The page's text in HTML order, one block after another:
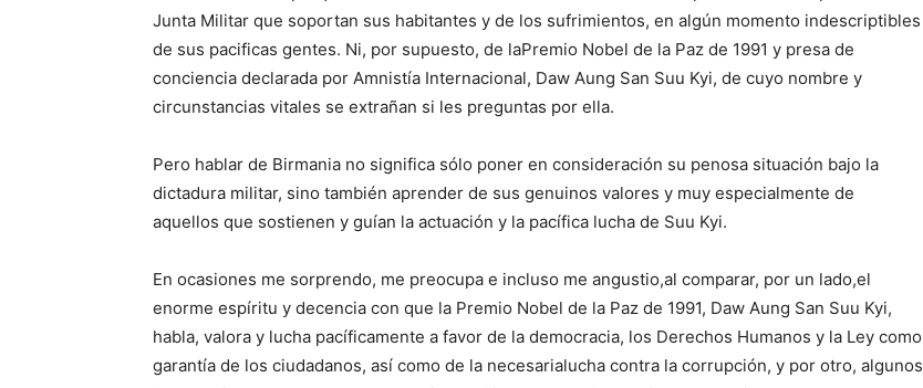
Junta Militar que soportan sus habitantes y de los sufrimientos, en algún momento indescriptibles
de sus pacificas gentes. Ni, por supuesto, de laPremio Nobel de la Paz de 1991 y presa de
conciencia declarada por Amnistía Internacional, Daw Aung San Suu Kyi, de cuyo nombre y
circunstancias vitales se extrañan si les preguntas por ella.
Pero hablar de Birmania no significa sólo poner en consideración su penosa situación bajo la
dictadura militar, sino también aprender de sus genuinos valores y muy especialmente de
aquellos que sostienen y guían la actuación y la pacífica lucha de Suu Kyi.
En ocasiones me sorprendo, me preocupa e incluso me angustio,al comparar, por un lado,el
enorme espíritu y decencia con que la Premio Nobel de la Paz de 1991, Daw Aung San Suu Kyi,
habla, valora y lucha pacíficamente a favor de la democracia, los Derechos Humanos y la Ley como
garantía de los ciudadanos, así como de la necesarialucha contra la corrupción, y por otro, algunos